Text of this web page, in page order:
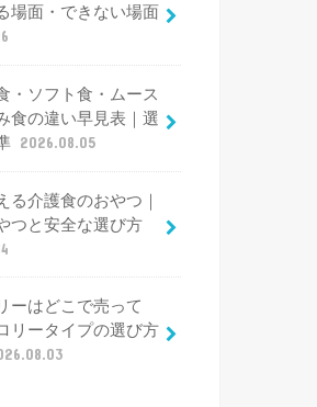
場面・できない場面
・ソフト食・ムース
食の違い早見表｜選
2026.08.05
る介護食のおやつ｜
つと安全な選び方
ーはどこで売って
リータイプの選び方